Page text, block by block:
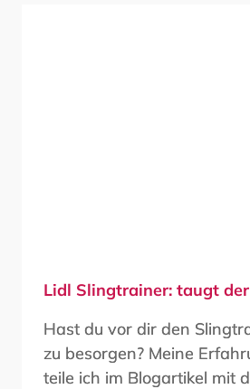
Lidl Slingtrainer: taugt
Hast du vor dir den
zu besorgen? Meine
teile ich im Blogartikel mit